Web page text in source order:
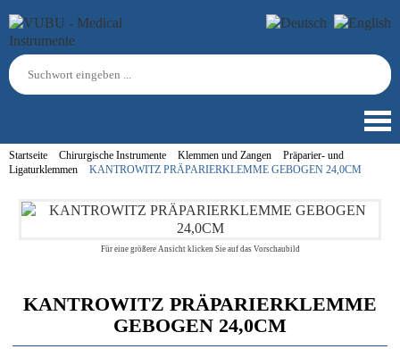
Startseite Chirurgische Instrumente Klemmen und Zangen
Präparier- und
Ligaturklemmen
KANTROWITZ PRÄPARIERKLEMME GEBOGEN 24,0CM
Für eine größere Ansicht klicken Sie auf das Vorschaubild
KANTROWITZ PRÄPARIERKLEMME
GEBOGEN 24,0CM